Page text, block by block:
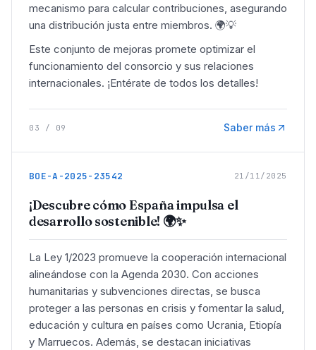
mecanismo para calcular contribuciones, asegurando
una distribución justa entre miembros. 🌍💡
Este conjunto de mejoras promete optimizar el
funcionamiento del consorcio y sus relaciones
internacionales. ¡Entérate de todos los detalles!
03 / 09 Saber más
BOE-A-2025-23542 21/11/2025
¡Descubre cómo España impulsa el
desarrollo sostenible! 🌍✨
La Ley 1/2023 promueve la cooperación internacional
alineándose con la Agenda 2030. Con acciones
humanitarias y subvenciones directas, se busca
proteger a las personas en crisis y fomentar la salud,
educación y cultura en países como Ucrania, Etiopía
y Marruecos. Además, se destacan iniciativas